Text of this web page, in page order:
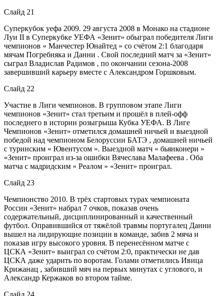
Слайд 21
Суперкубок уефа 2009. 29 августа 2008 в Монако на стадионе
Луи II в Суперкубке УЕФА «Зенит» обыграл победителя Лиги
чемпионов « Манчестер Юнайтед » со счётом 2:1 благодаря
мячам Погребняка и Данни . Свой последний матч за «Зенит»
сыграл Владислав Радимов , по окончании сезона-2008
завершивший карьеру вместе с Александром Горшковым.
Слайд 22
Участие в Лиги чемпионов. В групповом этапе Лиги
чемпионов «Зенит» стал третьим и прошёл в плей-офф
последнего в истории розыгрыша Кубка УЕФА. В Лиге
Чемпионов «Зенит» отметился домашней ничьей и выездной
победой над чемпионом Белоруссии БАТЭ , домашней ничьей
с туринским « Ювентусом ». Выездной матч « бьянконери »
«Зенит» проиграл из-за ошибки Вячеслава Малафеева . Оба
матча с мадридским « Реалом » «Зенит» проиграл.
Слайд 23
Чемпионство 2010. В трёх стартовых турах чемпионата
России «Зенит» набрал 7 очков, показав очень
содержательный, дисциплинированный и качественный
футбол. Оправившийся от тяжёлой травмы португалец Данни
вышел на лидирующие позиции в команде, забив 2 мяча и
показав игру высокого уровня. В перенесённом матче с
ЦСКА «Зенит» выиграл со счётом 2:0, практически не дав
ЦСКА даже ударить по воротам. Голами отметились Ивица
Крижанац , забивший мяч на первых минутах с углового, и
Александр Кержаков во втором тайме.
Слайд 24